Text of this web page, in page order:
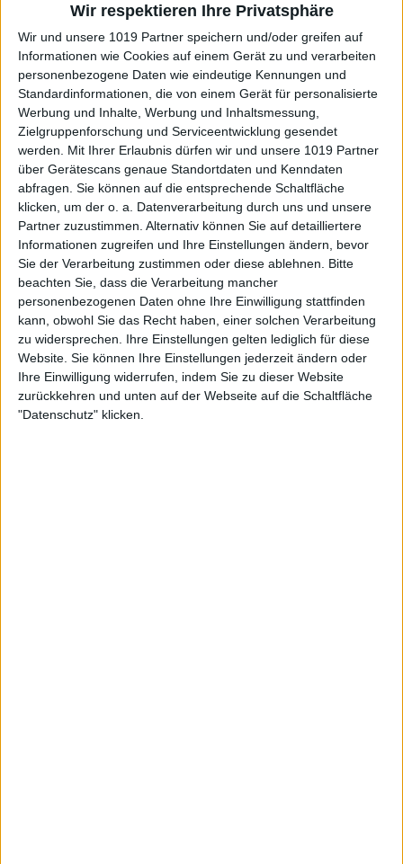
Wir respektieren Ihre Privatsphäre
Wir und unsere 1019 Partner speichern und/oder greifen auf
Informationen wie Cookies auf einem Gerät zu und verarbeiten
personenbezogene Daten wie eindeutige Kennungen und
Standardinformationen, die von einem Gerät für personalisierte
Werbung und Inhalte, Werbung und Inhaltsmessung,
Zielgruppenforschung und Serviceentwicklung gesendet
werden.
Mit Ihrer Erlaubnis dürfen wir und unsere 1019 Partner
über Gerätescans genaue Standortdaten und Kenndaten
abfragen. Sie können auf die entsprechende Schaltfläche
klicken, um der o. a. Datenverarbeitung durch uns und unsere
Partner zuzustimmen. Alternativ können Sie auf detailliertere
Informationen zugreifen und Ihre Einstellungen ändern, bevor
Sie der Verarbeitung zustimmen oder diese ablehnen.
Bitte
beachten Sie, dass die Verarbeitung mancher
personenbezogenen Daten ohne Ihre Einwilligung stattfinden
kann, obwohl Sie das Recht haben, einer solchen Verarbeitung
zu widersprechen. Ihre Einstellungen gelten lediglich für diese
Website. Sie können Ihre Einstellungen jederzeit ändern oder
Ihre Einwilligung widerrufen, indem Sie zu dieser Website
zurückkehren und unten auf der Webseite auf die Schaltfläche
"Datenschutz" klicken.